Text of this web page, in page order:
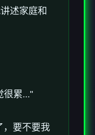
述家庭和
很累..."
，要不要我